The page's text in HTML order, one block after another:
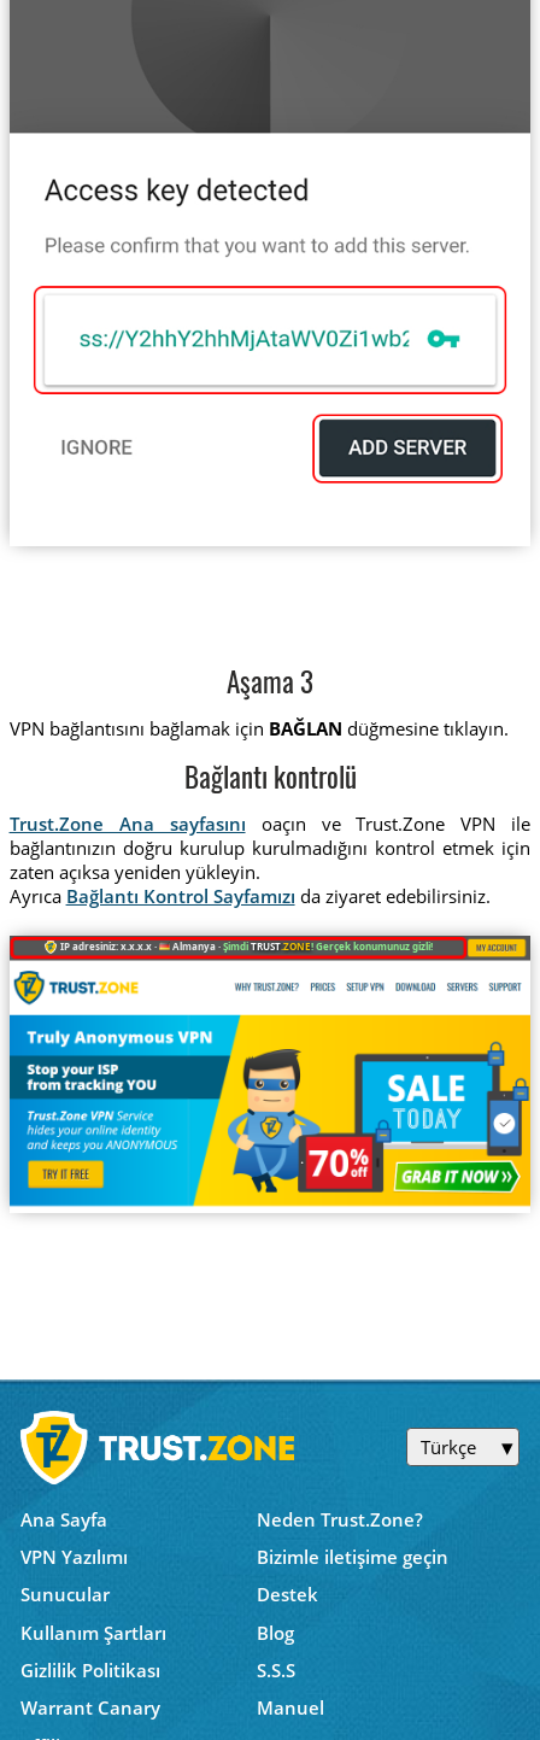
Aşama 3
VPN bağlantısını bağlamak için BAĞLAN düğmesine tıklayın.
Bağlantı kontrolü
Trust.Zone Ana sayfasını oaçın ve Trust.Zone VPN ile
bağlantınızın doğru kurulup kurulmadığını kontrol etmek için
zaten açıksa yeniden yükleyin.
Ayrıca Bağlantı Kontrol Sayfamızı da ziyaret edebilirsiniz.
IP adresiniz: x.x.x.x · Almanya ·ŞimdiTRUST.ZONE! Gerçek konumunuz gizli!
Türkçe
Ana Sayfa
Neden Trust.Zone?
VPN Yazılımı
Bizimle iletişime geçin
Sunucular
Destek
Kullanım Şartları
Blog
Gizlilik Politikası
S.S.S
Warrant Canary
Manuel